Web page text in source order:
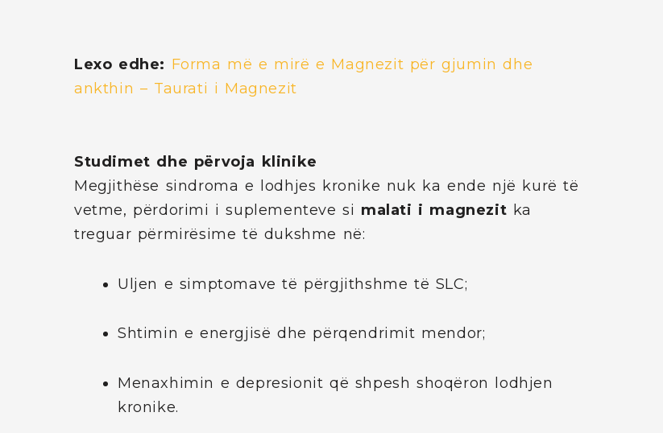
Lexo edhe: Forma më e mirë e Magnezit për gjumin dhe
ankthin – Taurati i Magnezit
Studimet dhe përvoja klinike
Megjithëse sindroma e lodhjes kronike nuk ka ende një kurë të
vetme, përdorimi i suplementeve si malati i magnezit ka
treguar përmirësime të dukshme në:
Uljen e simptomave të përgjithshme të SLC;
Shtimin e energjisë dhe përqendrimit mendor;
Menaxhimin e depresionit që shpesh shoqëron lodhjen
kronike.